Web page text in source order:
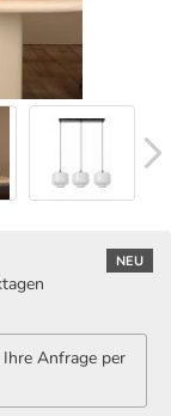
NEU
Anfrage per